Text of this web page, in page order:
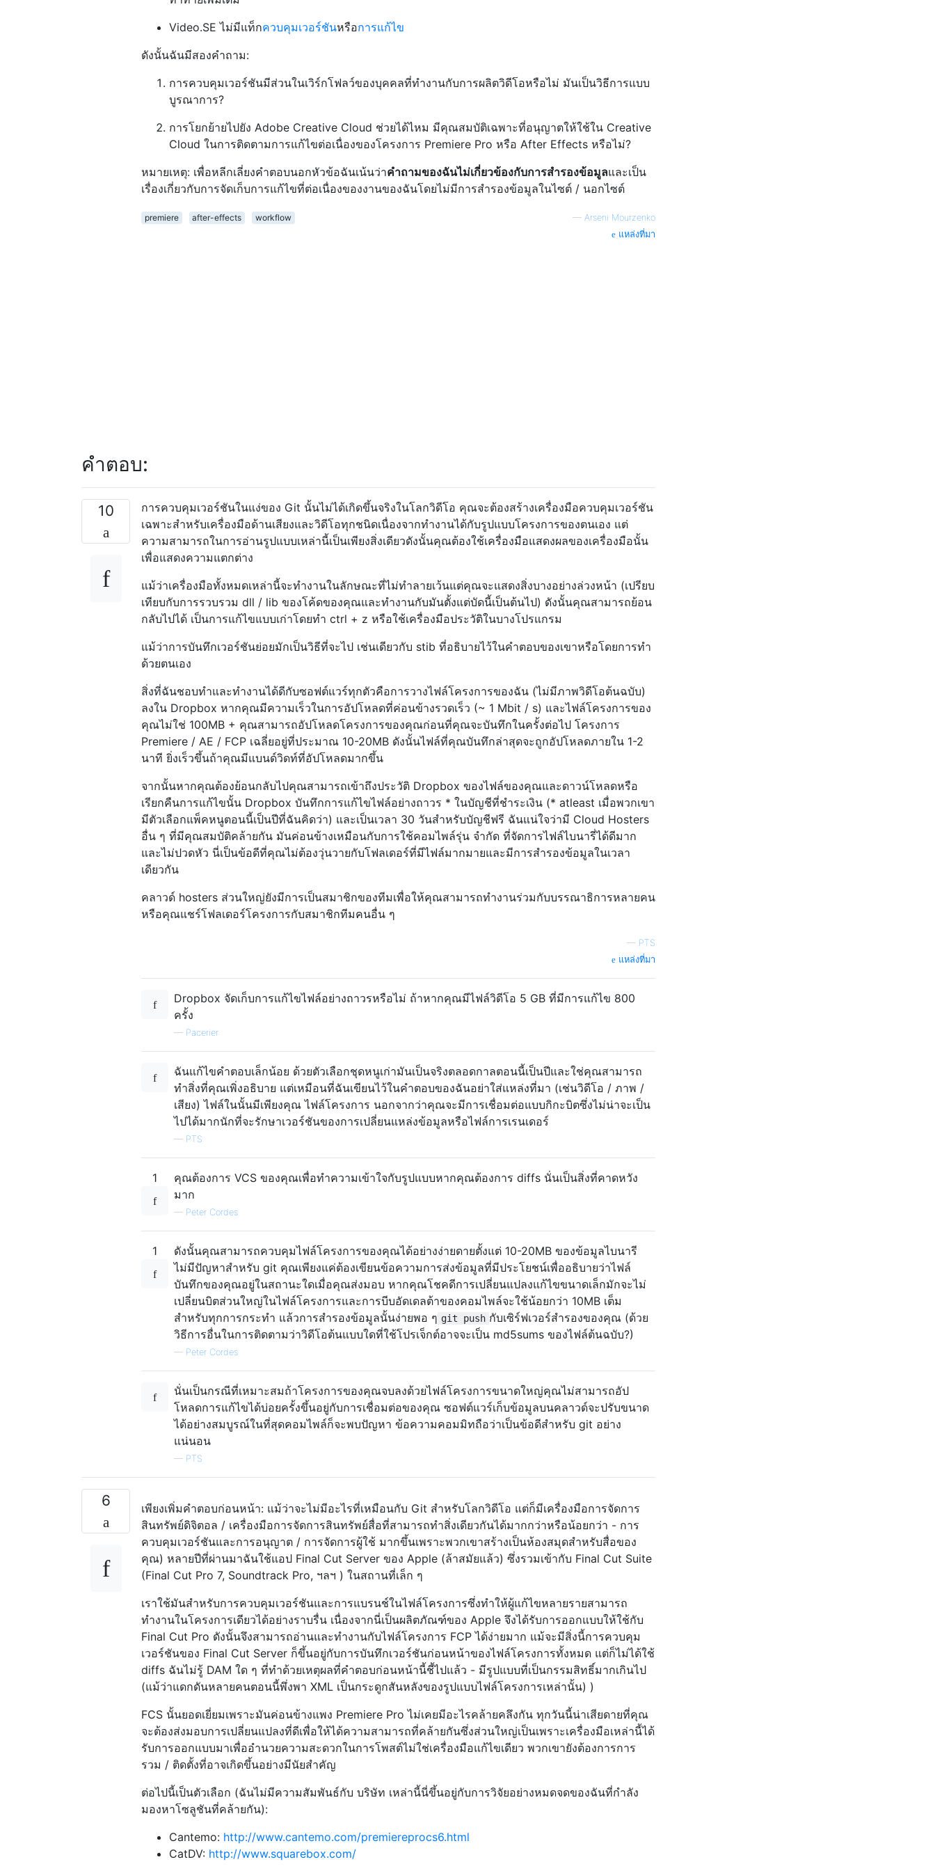
Video.SE ไม่มีแท็กควบคุมเวอร์ชันหรือการแก้ไข
ดังนั้นฉันมีสองคำถาม:
การควบคุมเวอร์ชันมีส่วนในเวิร์กโฟลว์ของบุคคลที่ทำงานกับการผลิตวิดีโอหรือไม่ มันเป็นวิธีการแบบ
บูรณาการ?
การโยกย้ายไปยัง Adobe Creative Cloud ช่วยได้ไหม มีคุณสมบัติเฉพาะที่อนุญาตให้ใช้ใน Creative
Cloud ในการติดตามการแก้ไขต่อเนื่องของโครงการ Premiere Pro หรือ After Effects หรือไม่?
หมายเหตุ: เพื่อหลีกเลี่ยงคำตอบนอกหัวข้อฉันเน้นว่าคำถามของฉันไม่เกี่ยวข้องกับการสำรองข้อมูลและเป็น
เรื่องเกี่ยวกับการจัดเก็บการแก้ไขที่ต่อเนื่องของงานของฉันโดยไม่มีการสำรองข้อมูลในไซต์ / นอกไซต์
premiere after-effects workflow — Arseni Mourzenko
แหล่งที่มา
คำตอบ:
10
การควบคุมเวอร์ชันในแง่ของ Git นั้นไม่ได้เกิดขึ้นจริงในโลกวิดีโอ คุณจะต้องสร้างเครื่องมือควบคุมเวอร์ชัน
เฉพาะสำหรับเครื่องมือด้านเสียงและวิดีโอทุกชนิดเนื่องจากทำงานได้กับรูปแบบโครงการของตนเอง แต่
ความสามารถในการอ่านรูปแบบเหล่านี้เป็นเพียงสิ่งเดียวดังนั้นคุณต้องใช้เครื่องมือแสดงผลของเครื่องมือนั้น
เพื่อแสดงความแตกต่าง
แม้ว่าเครื่องมือทั้งหมดเหล่านี้จะทำงานในลักษณะที่ไม่ทำลายเว้นแต่คุณจะแสดงสิ่งบางอย่างล่วงหน้า (เปรียบ
เทียบกับการรวบรวม dll / lib ของโค้ดของคุณและทำงานกับมันตั้งแต่บัดนี้เป็นต้นไป) ดังนั้นคุณสามารถย้อน
กลับไปได้ เป็นการแก้ไขแบบเก่าโดยทำ ctrl + z หรือใช้เครื่องมือประวัติในบางโปรแกรม
แม้ว่าการบันทึกเวอร์ชันย่อยมักเป็นวิธีที่จะไป เช่นเดียวกับ stib ที่อธิบายไว้ในคำตอบของเขาหรือโดยการทำ
ด้วยตนเอง
สิ่งที่ฉันชอบทำและทำงานได้ดีกับซอฟต์แวร์ทุกตัวคือการวางไฟล์โครงการของฉัน (ไม่มีภาพวิดีโอต้นฉบับ)
ลงใน Dropbox หากคุณมีความเร็วในการอัปโหลดที่ค่อนข้างรวดเร็ว (~ 1 Mbit / s) และไฟล์โครงการของ
คุณไม่ใช่ 100MB + คุณสามารถอัปโหลดโครงการของคุณก่อนที่คุณจะบันทึกในครั้งต่อไป โครงการ
Premiere / AE / FCP เฉลี่ยอยู่ที่ประมาณ 10-20MB ดังนั้นไฟล์ที่คุณบันทึกล่าสุดจะถูกอัปโหลดภายใน 1-2
นาที ยิ่งเร็วขึ้นถ้าคุณมีแบนด์วิดท์ที่อัปโหลดมากขึ้น
จากนั้นหากคุณต้องย้อนกลับไปคุณสามารถเข้าถึงประวัติ Dropbox ของไฟล์ของคุณและดาวน์โหลดหรือ
เรียกคืนการแก้ไขนั้น Dropbox บันทึกการแก้ไขไฟล์อย่างถาวร * ในบัญชีที่ชำระเงิน (* atleast เมื่อพวกเขา
มีตัวเลือกแพ็คหนูตอนนี้เป็นปีที่ฉันคิดว่า) และเป็นเวลา 30 วันสำหรับบัญชีฟรี ฉันแน่ใจว่ามี Cloud Hosters
อื่น ๆ ที่มีคุณสมบัติคล้ายกัน มันค่อนข้างเหมือนกับการใช้คอมไพล์รุ่น จำกัด ที่จัดการไฟล์ไบนารี่ได้ดีมาก
และไม่ปวดหัว นี่เป็นข้อดีที่คุณไม่ต้องวุ่นวายกับโฟลเดอร์ที่มีไฟล์มากมายและมีการสำรองข้อมูลในเวลา
เดียวกัน
คลาวด์ hosters ส่วนใหญ่ยังมีการเป็นสมาชิกของทีมเพื่อให้คุณสามารถทำงานร่วมกับบรรณาธิการหลายคน
หรือคุณแชร์โฟลเดอร์โครงการกับสมาชิกทีมคนอื่น ๆ
— PTS
แหล่งที่มา
Dropbox จัดเก็บการแก้ไขไฟล์อย่างถาวรหรือไม่ ถ้าหากคุณมีไฟล์วิดีโอ 5 GB ที่มีการแก้ไข 800
ครั้ง
— Pacerier
ฉันแก้ไขคำตอบเล็กน้อย ด้วยตัวเลือกชุดหนูเก่ามันเป็นจริงตลอดกาลตอนนี้เป็นปีและใช่คุณสามารถ
ทำสิ่งที่คุณเพิ่งอธิบาย แต่เหมือนที่ฉันเขียนไว้ในคำตอบของฉันอย่าใส่แหล่งที่มา (เช่นวิดีโอ / ภาพ /
เสียง) ไฟล์ในนั้นมีเพียงคุณ ไฟล์โครงการ นอกจากว่าคุณจะมีการเชื่อมต่อแบบกิกะบิตซึ่งไม่น่าจะเป็น
ไปได้มากนักที่จะรักษาเวอร์ชันของการเปลี่ยนแหล่งข้อมูลหรือไฟล์การเรนเดอร์
— PTS
1
คุณต้องการ VCS ของคุณเพื่อทำความเข้าใจกับรูปแบบหากคุณต้องการ diffs นั่นเป็นสิ่งที่คาดหวัง
มาก
— Peter Cordes
1
ดังนั้นคุณสามารถควบคุมไฟล์โครงการของคุณได้อย่างง่ายดายตั้งแต่ 10-20MB ของข้อมูลไบนารี
ไม่มีปัญหาสำหรับ git คุณเพียงแค่ต้องเขียนข้อความการส่งข้อมูลที่มีประโยชน์เพื่ออธิบายว่าไฟล์
บันทึกของคุณอยู่ในสถานะใดเมื่อคุณส่งมอบ หากคุณโชคดีการเปลี่ยนแปลงแก้ไขขนาดเล็กมักจะไม่
เปลี่ยนบิตส่วนใหญ่ในไฟล์โครงการและการบีบอัดเดลต้าของคอมไพล์จะใช้น้อยกว่า 10MB เต็ม
สำหรับทุกการกระทำ แล้วการสำรองข้อมูลนั้นง่ายพอ ๆ git push กับเซิร์ฟเวอร์สำรองของคุณ (ด้วย
วิธีการอื่นในการติดตามว่าวิดีโอต้นแบบใดที่ใช้โปรเจ็กต์อาจจะเป็น md5sums ของไฟล์ต้นฉบับ?)
— Peter Cordes
นั่นเป็นกรณีที่เหมาะสมถ้าโครงการของคุณจบลงด้วยไฟล์โครงการขนาดใหญ่คุณไม่สามารถอัป
โหลดการแก้ไขได้บ่อยครั้งขึ้นอยู่กับการเชื่อมต่อของคุณ ซอฟต์แวร์เก็บข้อมูลบนคลาวด์จะปรับขนาด
ได้อย่างสมบูรณ์ในที่สุดคอมไพล์ก็จะพบปัญหา ข้อความคอมมิทถือว่าเป็นข้อดีสำหรับ git อย่าง
แน่นอน
— PTS
6
เพียงเพิ่มคำตอบก่อนหน้า: แม้ว่าจะไม่มีอะไรที่เหมือนกับ Git สำหรับโลกวิดีโอ แต่ก็มีเครื่องมือการจัดการ
สินทรัพย์ดิจิตอล / เครื่องมือการจัดการสินทรัพย์สื่อที่สามารถทำสิ่งเดียวกันได้มากกว่าหรือน้อยกว่า - การ
ควบคุมเวอร์ชันและการอนุญาต / การจัดการผู้ใช้ มากขึ้นเพราะพวกเขาสร้างเป็นห้องสมุดสำหรับสื่อของ
คุณ) หลายปีที่ผ่านมาฉันใช้แอป Final Cut Server ของ Apple (ล้าสมัยแล้ว) ซึ่งรวมเข้ากับ Final Cut Suite
(Final Cut Pro 7, Soundtrack Pro, ฯลฯ ) ในสถานที่เล็ก ๆ
เราใช้มันสำหรับการควบคุมเวอร์ชันและการแบรนช์ในไฟล์โครงการซึ่งทำให้ผู้แก้ไขหลายรายสามารถ
ทำงานในโครงการเดียวได้อย่างราบรื่น เนื่องจากนี่เป็นผลิตภัณฑ์ของ Apple จึงได้รับการออกแบบให้ใช้กับ
Final Cut Pro ดังนั้นจึงสามารถอ่านและทำงานกับไฟล์โครงการ FCP ได้ง่ายมาก แม้จะมีสิ่งนี้การควบคุม
เวอร์ชันของ Final Cut Server ก็ขึ้นอยู่กับการบันทึกเวอร์ชันก่อนหน้าของไฟล์โครงการทั้งหมด แต่ก็ไม่ได้ใช้
diffs ฉันไม่รู้ DAM ใด ๆ ที่ทำด้วยเหตุผลที่คำตอบก่อนหน้านี้ชี้ไปแล้ว - มีรูปแบบที่เป็นกรรมสิทธิ์มากเกินไป
(แม้ว่าแดกดันหลายคนตอนนี้พึ่งพา XML เป็นกระดูกสันหลังของรูปแบบไฟล์โครงการเหล่านั้น) )
FCS นั้นยอดเยี่ยมเพราะมันค่อนข้างแพง Premiere Pro ไม่เคยมีอะไรคล้ายคลึงกัน ทุกวันนี้น่าเสียดายที่คุณ
จะต้องส่งมอบการเปลี่ยนแปลงที่ดีเพื่อให้ได้ความสามารถที่คล้ายกันซึ่งส่วนใหญ่เป็นเพราะเครื่องมือเหล่านี้ได้
รับการออกแบบมาเพื่ออำนวยความสะดวกในการโพสต์ไม่ใช่เครื่องมือแก้ไขเดียว พวกเขายังต้องการการ
รวม / ติดตั้งที่อาจเกิดขึ้นอย่างมีนัยสำคัญ
ต่อไปนี้เป็นตัวเลือก (ฉันไม่มีความสัมพันธ์กับ บริษัท เหล่านี้นี่ขึ้นอยู่กับการวิจัยอย่างหมดจดของฉันที่กำลัง
มองหาโซลูชันที่คล้ายกัน):
Cantemo: http://www.cantemo.com/premiereprocs6.html
CatDV: http://www.squarebox.com/